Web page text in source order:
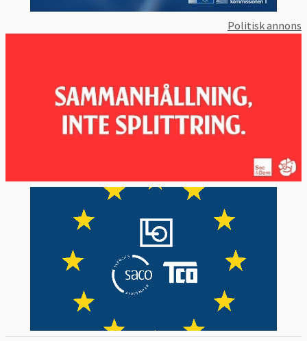
Politisk annons